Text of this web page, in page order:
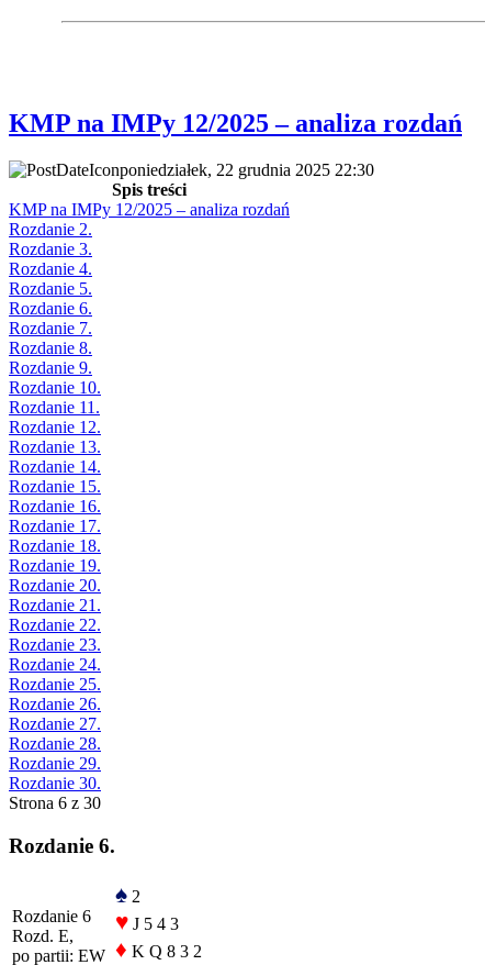
KMP na IMPy 12/2025 – analiza rozdań
poniedziałek, 22 grudnia 2025 22:30
Spis treści
KMP na IMPy 12/2025 – analiza rozdań
Rozdanie 2.
Rozdanie 3.
Rozdanie 4.
Rozdanie 5.
Rozdanie 6.
Rozdanie 7.
Rozdanie 8.
Rozdanie 9.
Rozdanie 10.
Rozdanie 11.
Rozdanie 12.
Rozdanie 13.
Rozdanie 14.
Rozdanie 15.
Rozdanie 16.
Rozdanie 17.
Rozdanie 18.
Rozdanie 19.
Rozdanie 20.
Rozdanie 21.
Rozdanie 22.
Rozdanie 23.
Rozdanie 24.
Rozdanie 25.
Rozdanie 26.
Rozdanie 27.
Rozdanie 28.
Rozdanie 29.
Rozdanie 30.
Strona 6 z 30
Rozdanie 6.
Rozdanie 6
Rozd. E,
po partii: EW
♠ 2
♥ J 5 4 3
♦ K Q 8 3 2